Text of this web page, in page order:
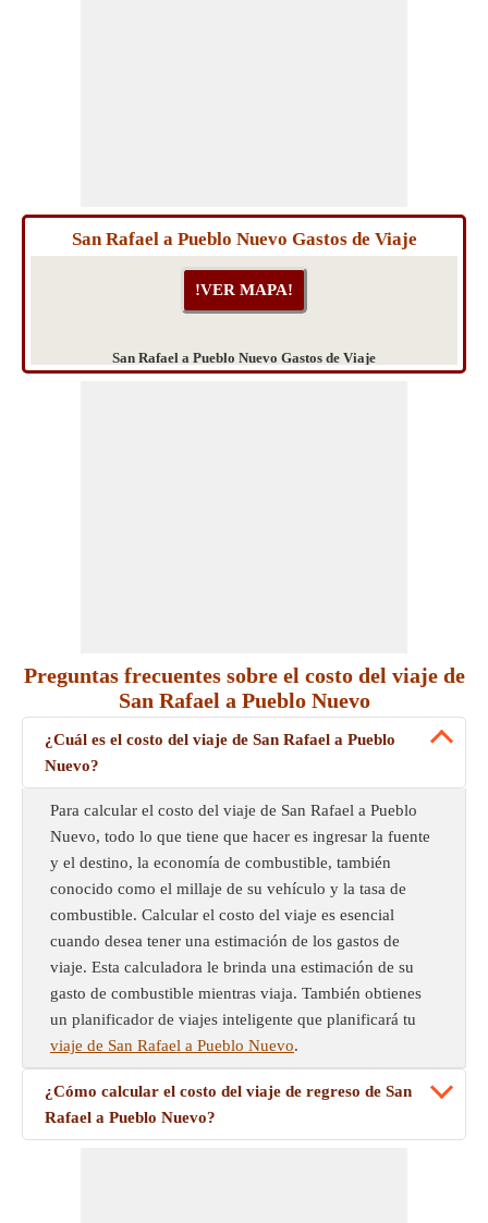
San Rafael a Pueblo Nuevo Gastos de Viaje
San Rafael a Pueblo Nuevo Gastos de Viaje
Preguntas frecuentes sobre el costo del viaje de
San Rafael a Pueblo Nuevo
¿Cuál es el costo del viaje de San Rafael a Pueblo
Nuevo?
Para calcular el costo del viaje de San Rafael a Pueblo
Nuevo, todo lo que tiene que hacer es ingresar la fuente
y el destino, la economía de combustible, también
conocido como el millaje de su vehículo y la tasa de
combustible. Calcular el costo del viaje es esencial
cuando desea tener una estimación de los gastos de
viaje. Esta calculadora le brinda una estimación de su
gasto de combustible mientras viaja. También obtienes
un planificador de viajes inteligente que planificará tu
viaje de San Rafael a Pueblo Nuevo.
¿Cómo calcular el costo del viaje de regreso de San
Rafael a Pueblo Nuevo?